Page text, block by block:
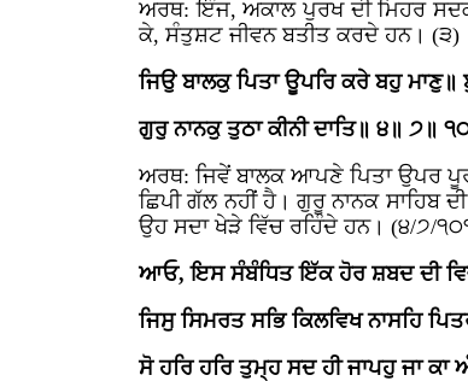
ਅਰਥ: ਇੰਜ, ਅਕਾਲ ਪੁਰਖ ਦੀ ਮਿਹਰ
ਕੇ, ਸੰਤੁਸ਼ਟ ਜੀਵਨ ਬਤੀਤ ਕਰਦੇ ਹਨ। (੩)
ਜਿਉ ਬਾਲਕੁ ਪਿਤਾ ਊਪਰਿ ਕਰੇ ਬਹੁ
ਗੁਰੁ ਨਾਨਕੁ ਤੁਠਾ ਕੀਨੀ ਦਾਤਿ॥ ੪॥ ੭॥
ਅਰਥ: ਜਿਵੇਂ ਬਾਲਕ ਆਪਣੇ ਪਿਤਾ ਉਪਰ
ਛਿਪੀ ਗੱਲ ਨਹੀਂ ਹੈ। ਗੁਰੂ ਨਾਨਕ ਸਾਹਿਬ
ਉਹ ਸਦਾ ਖੇੜੇ ਵਿੱਚ ਰਹਿੰਦੇ ਹਨ। (੪/੭/
ਆਓ, ਇਸ ਸੰਬੰਧਿਤ ਇੱਕ ਹੋਰ ਸ਼ਬਦ ਦੀ
ਜਿਸੁ ਸਿਮਰਤ ਸਭਿ ਕਿਲਵਿਖ ਨਾਸਹਿ
ਸੋ ਹਰਿ ਹਰਿ ਤੁਮ੍ਹ ਸਦ ਹੀ ਜਾਪਹੁ ਜਾ ਕਾ